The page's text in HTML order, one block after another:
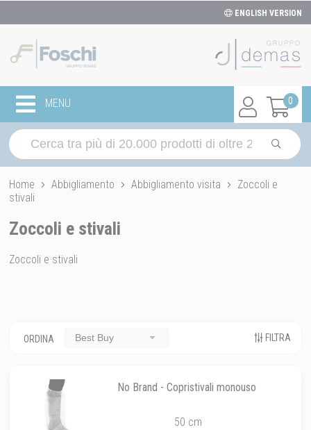
ENGLISH VERSION
0
MENU
Home Abbigliamento Abbigliamento visita
Zoccoli e
stivali
Zoccoli e stivali
Zoccoli e stivali
ORDINA Best Buy FILTRA
No Brand - Copristivali monouso
50 cm